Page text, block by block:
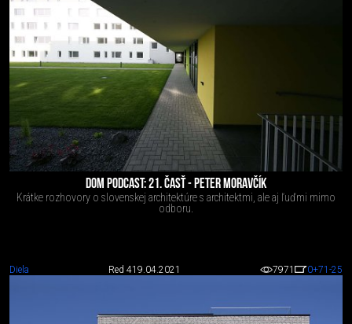
DOM PODCAST: 21. ČASŤ - PETER MORAVČÍK
Krátke rozhovory o slovenskej architektúre s architektmi, ale aj ľuďmi mimo
odboru.
Diela Red 419.04.2021 7971 0+71 -25